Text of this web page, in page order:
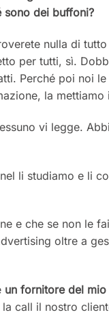
sono dei buffoni?
nulla di
per tutti, sì.
Perché poi noi
la mettiamo
vi legge.
li studiamo e li
e che se non le
oltre a
un fornitore del
call il nostro